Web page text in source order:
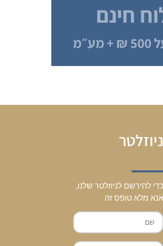
חינם
ניוזלטר
כדי להירשם לניוזלטר שלנו,
אנא מלא טופס זה